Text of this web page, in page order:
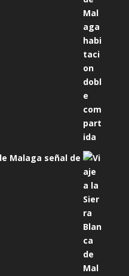
Malaga señal de